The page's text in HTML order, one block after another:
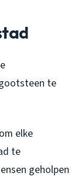
te
elke
te
geholpen